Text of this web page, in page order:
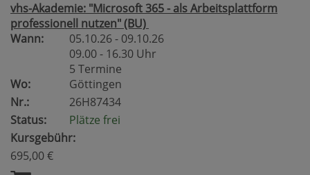
vhs-Akademie: "Microsoft 365 - als Arbeitsplattform
professionell nutzen" (BU)
Wann:
05.10.26 - 09.10.26
09.00 - 16.30 Uhr
5 Termine
Wo:
Göttingen
Nr.:
26H87434
Status:
Plätze frei
Kursgebühr:
695,00 €